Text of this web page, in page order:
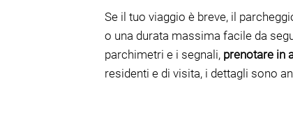
Se il tuo viaggio è breve, il
o una durata massima facile da
parchimetri e i segnali, prenotare in
residenti e di visita, i dettagli sono